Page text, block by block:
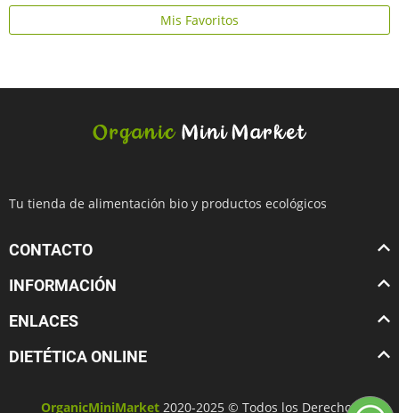
Mis Favoritos
Tu tienda de alimentación bio y productos ecológicos
CONTACTO
INFORMACIÓN
ENLACES
DIETÉTICA ONLINE
OrganicMiniMarket 2020-2025 © Todos los Derechos